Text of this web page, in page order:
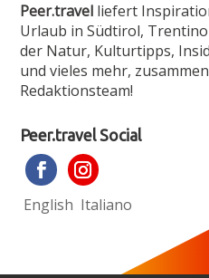
Peer.travel liefert
Urlaub in Südtirol,
der Natur, Kulturtipps,
und vieles mehr,
Redaktionsteam!
Peer.travel Social
English Italiano